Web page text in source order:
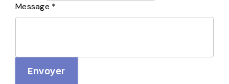
Message *
Envoyer